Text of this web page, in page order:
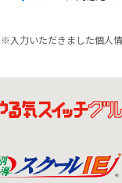
※入力いただきました個人